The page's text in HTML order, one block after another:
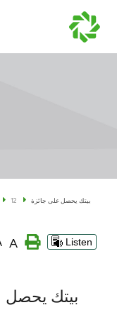
12
بيتك يحصل على جائزة
A Listen
بيتك يحصل